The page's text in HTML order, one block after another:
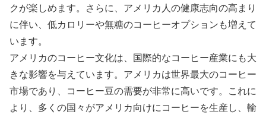
クが楽しめます。さらに、アメリカ人の健康志向の高まり
に伴い、低カロリーや無糖のコーヒーオプションも増えて
います。
アメリカのコーヒー文化は、国際的なコーヒー産業にも大
きな影響を与えています。アメリカは世界最大のコーヒー
市場であり、コーヒー豆の需要が非常に高いです。これに
より、多くの国々がアメリカ向けにコーヒーを生産し、輸